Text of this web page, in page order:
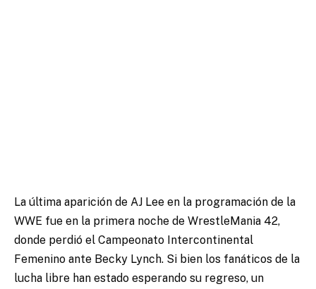
La última aparición de AJ Lee en la programación de la
WWE fue en la primera noche de WrestleMania 42,
donde perdió el Campeonato Intercontinental
Femenino ante Becky Lynch. Si bien los fanáticos de la
lucha libre han estado esperando su regreso, un